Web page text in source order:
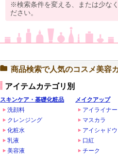
※検索条件を変える、または少な
ださい。
商品検索で人気のコスメ美容
アイテムカテゴリ別
スキンケア・基礎化粧品
洗顔料
クレンジング
化粧水
乳液
美容液
メイクアップ
アイライナー
マスカラ
アイシャドウ
口紅
チーク